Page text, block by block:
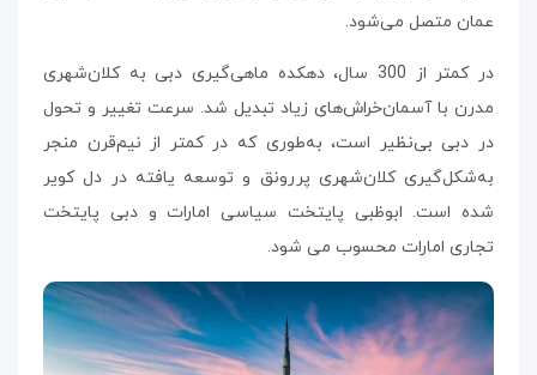
عمان متصل می‌شود.
در کمتر از 300 سال، دهکده ماهی‌گیری دبی به کلان‌شهری
مدرن با آسمان‌خراش‌های زیاد تبدیل شد. سرعت تغییر و تحول
در دبی بی‌نظیر است، به‌طوری که در کمتر از نیم‌قرن منجر
به‌شکل‌گیری کلان‌شهری پررونق و توسعه‌ یافته در دل کویر
شده است. ابوظبی پایتخت سیاسی امارات و دبی پایتخت
تجاری امارات محسوب می شود.